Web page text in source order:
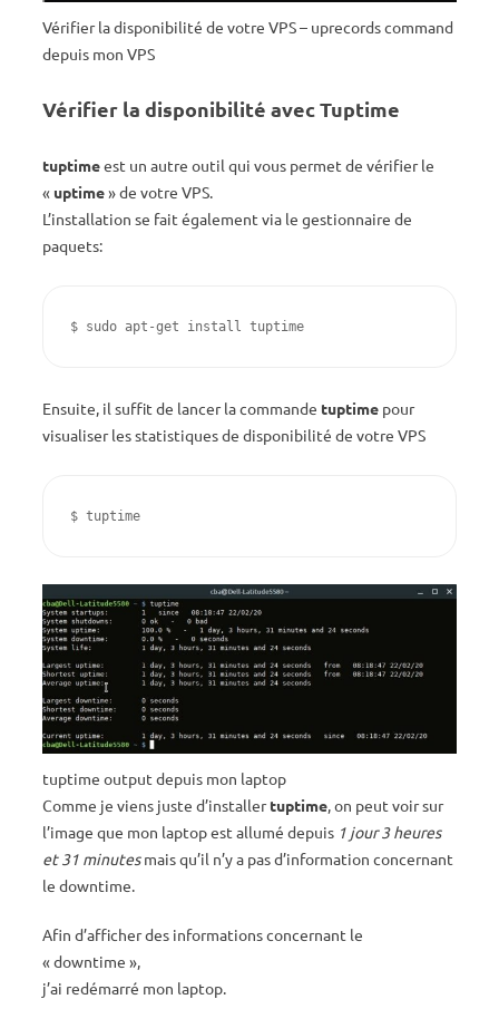
Vérifier la disponibilité de votre VPS – uprecords command
depuis mon VPS
Vérifier la disponibilité avec Tuptime
tuptimeest un autre outil qui vous permet de vérifier le
« uptime» de votre VPS.
L’installation se fait également via le gestionnaire de
paquets:
$ sudo apt-get install tuptime
Ensuite, il suffit de lancer la commande tuptime pour
visualiser les statistiques de disponibilité de votre VPS
$ tuptime
tuptime output depuis mon laptop
Comme je viens juste d’installertuptime, on peut voir sur
l’image que mon laptop est allumé depuis 1 jour 3 heures
et 31 minutesmais qu’il n’y a pas d’information concernant
le downtime.
Afin d’afficher des informations concernant le
« downtime »,
j’ai redémarré mon laptop.